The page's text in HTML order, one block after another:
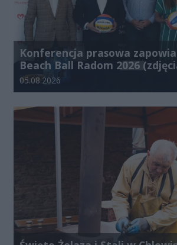
Konferencja prasowa
Beach Ball Radom 2026
Data dodania galerii:
05.08.2026